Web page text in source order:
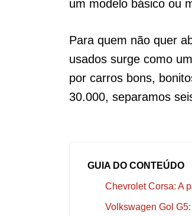
um modelo básico ou
Para quem não quer
usados surge como
por carros bons,
30.000, separamos
GUIA DO CONTEÚDO
Chevrolet Corsa: A
Volkswagen Gol